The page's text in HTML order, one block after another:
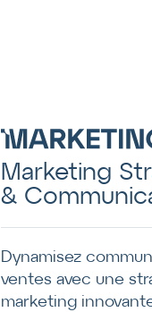
Marketing
&
Dynamisez
ventes avec une
marketing